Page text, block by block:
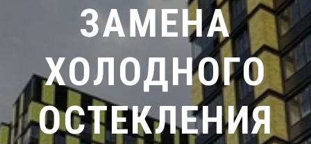
ЗАМЕНА
ХОЛОДНОГО
ОСТЕКЛЕНИЯ